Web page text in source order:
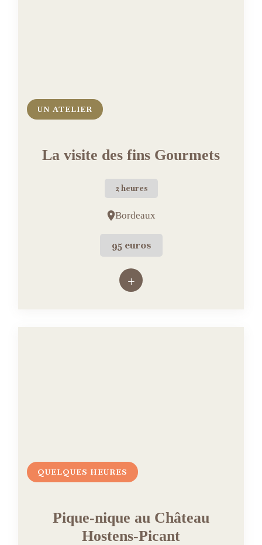
UN ATELIER
La visite des fins Gourmets
2 heures
Bordeaux
95 euros
+
QUELQUES HEURES
Pique-nique au Château
Hostens-Picant